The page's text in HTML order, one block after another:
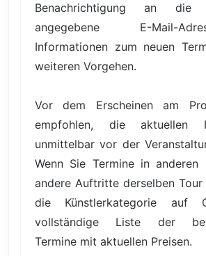
Benachrichtigung an
angegebene E-Mail-
Informationen zum neuen
weiteren Vorgehen.
Vor dem Erscheinen am
empfohlen, die aktuellen
unmittelbar vor der
Wenn Sie Termine in anderen
andere Auftritte derselben Tour
die Künstlerkategorie auf
vollständige Liste der
Termine mit aktuellen Preisen.